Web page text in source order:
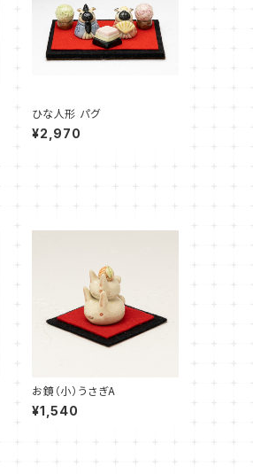
ひな人形 パグ
¥2,970
お鏡（小）うさぎA
¥1,540